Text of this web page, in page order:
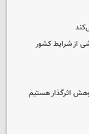
از شرایط کشور
اثرگذار هستیم